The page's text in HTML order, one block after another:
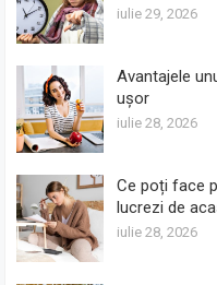
iulie 29, 2026
Avantajele
ușor
iulie 28, 2026
Ce poți face
lucrezi de
iulie 28, 2026